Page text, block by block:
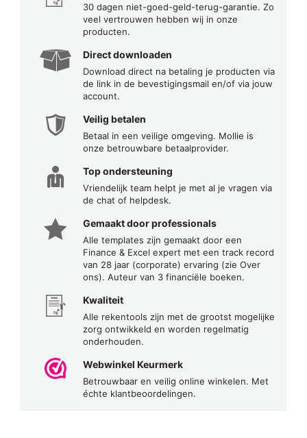
30 dagen niet-goed-geld-terug-garantie. Zo
veel vertrouwen hebben wij in onze
producten.
Direct downloaden
Download direct na betaling je producten via
de link in de bevestigingsmail en/of via jouw
account.
Veilig betalen
Betaal in een veilige omgeving. Mollie is
onze betrouwbare betaalprovider.
Top ondersteuning
Vriendelijk team helpt je met al je vragen via
de chat of helpdesk.
Gemaakt door professionals
Alle templates zijn gemaakt door een
Finance & Excel expert met een track record
van 28 jaar (corporate) ervaring (zie Over
ons). Auteur van 3 financiële boeken.
Kwaliteit
Alle rekentools zijn met de grootst mogelijke
zorg ontwikkeld en worden regelmatig
onderhouden.
Webwinkel Keurmerk
Betrouwbaar en veilig online winkelen. Met
échte klantbeoordelingen.